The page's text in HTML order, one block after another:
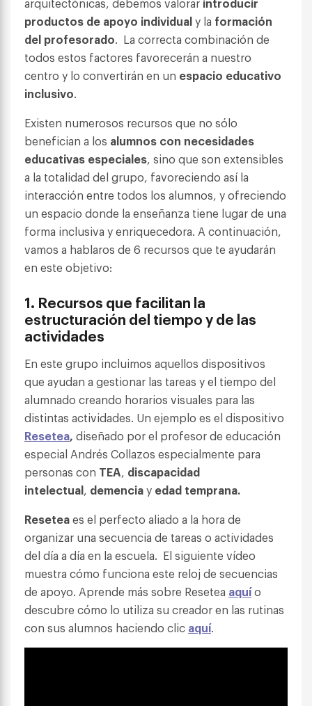
productos de apoyo individualy la formación
del profesorado. La correcta combinación de
todos estos factores favorecerán a nuestro
centro y lo convertirán en un espacio educativo
inclusivo.
Existen numerosos recursos que no sólo
benefician a los alumnos con necesidades
educativas especiales, sino que son extensibles
a la totalidad del grupo, favoreciendo así la
interacción entre todos los alumnos, y ofreciendo
un espacio donde la enseñanza tiene lugarde una
forma inclusiva y enriquecedora. A continuación,
vamos a hablaros de 6 recursos que te ayudarán
en este objetivo:
1. Recursos que facilitan la
estructuración del tiempo y de las
actividades
En este grupo incluimos aquellos dispositivos
que ayudan a gestionar las tareas y el tiempo del
alumnado creando horarios visuales para las
distintas actividades. Un ejemplo es el dispositivo
Resetea, diseñado por el profesor de educación
especial Andrés Collazos especialmente para
personas con TEA, discapacidad
intelectual, demenciay edad temprana.
Reseteaes el perfecto aliado a la hora de
organizar una secuencia de tareas o actividades
del día a día en la escuela. El siguiente vídeo
muestra cómo funciona este reloj de secuencias
de apoyo. Aprende más sobre Resetea aquío
descubre cómo lo utiliza su creador en las rutinas
con sus alumnos haciendo clic aquí.